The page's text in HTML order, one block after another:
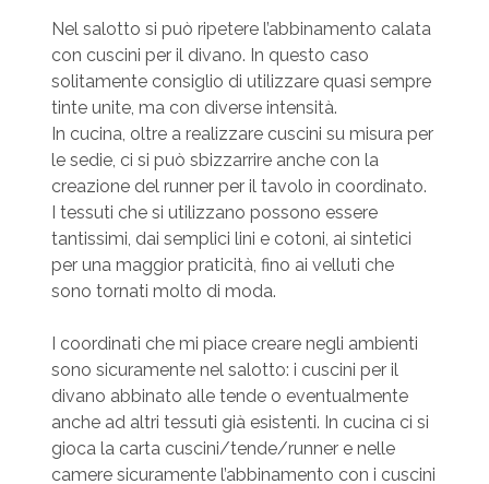
Nel salotto si può ripetere l’abbinamento calata
con cuscini per il divano. In questo caso
solitamente consiglio di utilizzare quasi sempre
tinte unite, ma con diverse intensità.
In cucina, oltre a realizzare cuscini su misura per
le sedie, ci si può sbizzarrire anche con la
creazione del runner per il tavolo in coordinato.
I tessuti che si utilizzano possono essere
tantissimi, dai semplici lini e cotoni, ai sintetici
per una maggior praticità, fino ai velluti che
sono tornati molto di moda.
I coordinati che mi piace creare negli ambienti
sono sicuramente nel salotto: i cuscini per il
divano abbinato alle tende o eventualmente
anche ad altri tessuti già esistenti. In cucina ci si
gioca la carta cuscini/tende/runner e nelle
camere sicuramente l’abbinamento con i cuscini